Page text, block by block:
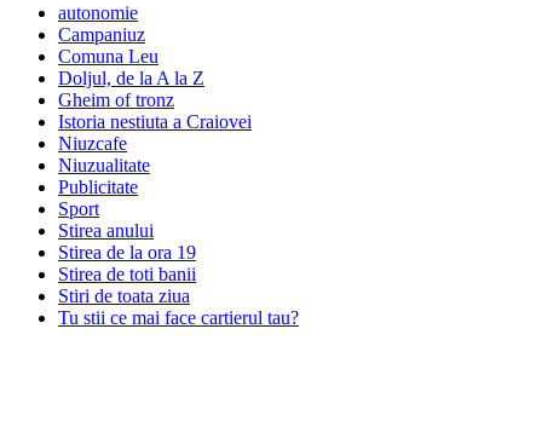
autonomie
Campaniuz
Comuna Leu
Doljul, de la A la Z
Gheim of tronz
Istoria nestiuta a Craiovei
Niuzcafe
Niuzualitate
Publicitate
Sport
Stirea anului
Stirea de la ora 19
Stirea de toti banii
Stiri de toata ziua
Tu stii ce mai face cartierul tau?